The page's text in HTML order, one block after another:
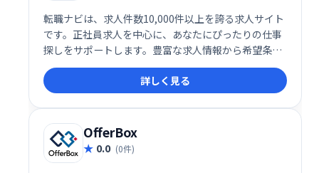
転職ナビは、求人件数10,000件以上を誇る求人サイト
です。正社員求人を中心に、あなたにぴったりの仕事
探しをサポートします。豊富な求人情報から希望条件
に合う仕事を見つけやすく、すべての機能が無料で利
用できます。
詳しく見る
OfferBox
0.0 (0件)